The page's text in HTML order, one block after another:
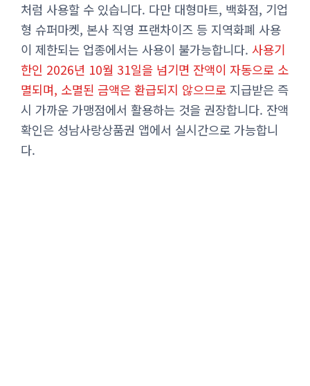
처럼 사용할 수 있습니다. 다만 대형마트, 백화점, 기업
형 슈퍼마켓, 본사 직영 프랜차이즈 등 지역화폐 사용
이 제한되는 업종에서는 사용이 불가능합니다. 사용기
한인 2026년 10월 31일을 넘기면 잔액이 자동으로 소
멸되며, 소멸된 금액은 환급되지 않으므로 지급받은 즉
시 가까운 가맹점에서 활용하는 것을 권장합니다. 잔액
확인은 성남사랑상품권 앱에서 실시간으로 가능합니
다.